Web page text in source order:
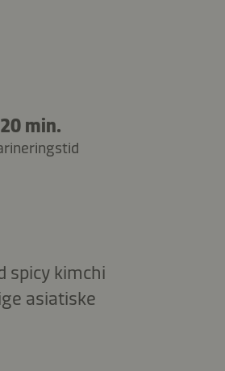
20 min.
spicy kimchi
asiatiske